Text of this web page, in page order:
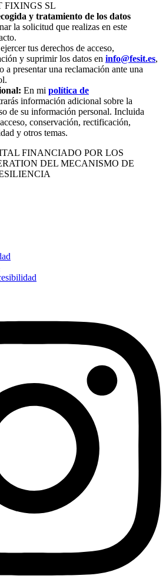
FIXINGS SL
y tratamiento de los datos
la solicitud que realizas en este
tus derechos de acceso,
y suprimir los datos en info@fesit.es,
a presentar una reclamación ante una
En mi política de
información adicional sobre la
de su información personal. Incluida
conservación, rectificación,
y otros temas.
FINANCIADO POR LOS
DEL MECANISMO DE